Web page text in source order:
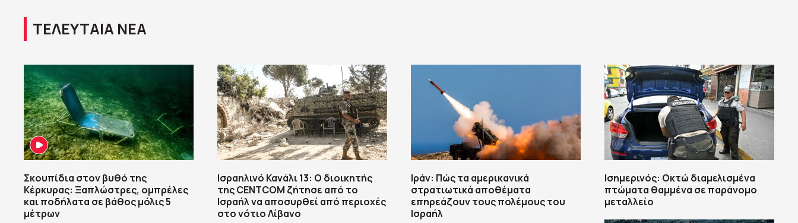
ΤΕΛΕΥΤΑΙΑ ΝΕΑ
Σκουπίδια στον βυθό της
Κέρκυρας: Ξαπλώστρες, ομπρέλες
και ποδήλατα σε βάθος μόλις 5
μέτρων
Ισραηλινό Κανάλι 13: Ο διοικητής
της CENTCOM ζήτησε από το
Ισραήλ να αποσυρθεί από περιοχές
στο νότιο Λίβανο
Ιράν: Πώς τα αμερικανικά
στρατιωτικά αποθέματα
επηρεάζουν τους πολέμους του
Ισραήλ
Ισημερινός: Οκτώ διαμελισμένα
πτώματα θαμμένα σε παράνομο
μεταλλείο